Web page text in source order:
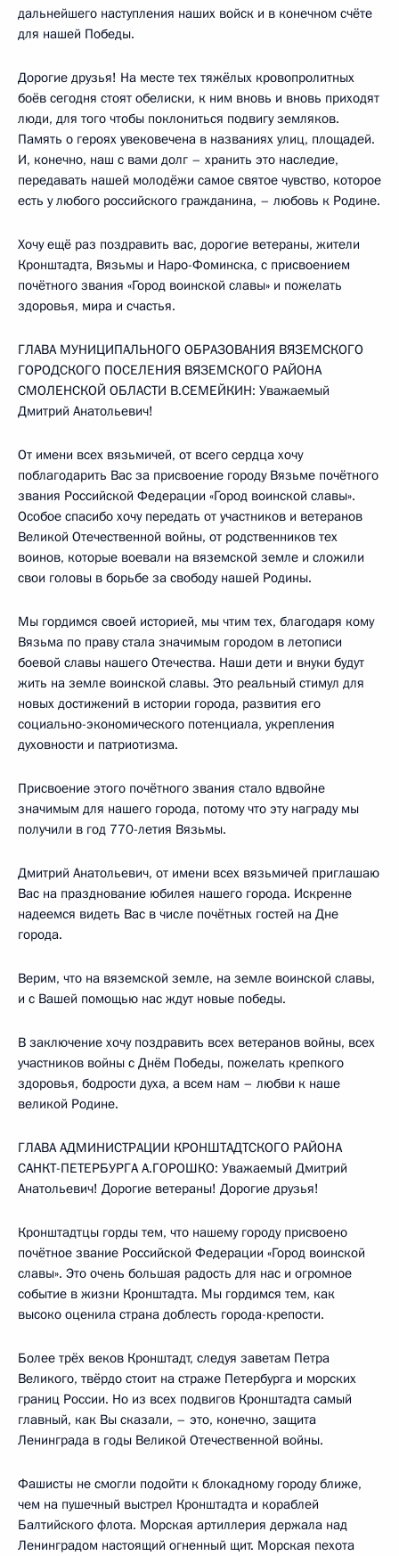
дальнейшего наступления наших войск и в конечном счёте
для нашей Победы.
Дорогие друзья! На месте тех тяжёлых кровопролитных
боёв сегодня стоят обелиски, к ним вновь и вновь приходят
люди, для того чтобы поклониться подвигу земляков.
Память о героях увековечена в названиях улиц, площадей.
И, конечно, наш с вами долг – хранить это наследие,
передавать нашей молодёжи самое святое чувство, которое
есть у любого российского гражданина, – любовь к Родине.
Хочу ещё раз поздравить вас, дорогие ветераны, жители
Кронштадта, Вязьмы и Наро-Фоминска, с присвоением
почётного звания «Город воинской славы» и пожелать
здоровья, мира и счастья.
ГЛАВА МУНИЦИПАЛЬНОГО ОБРАЗОВАНИЯ ВЯЗЕМСКОГО
ГОРОДСКОГО ПОСЕЛЕНИЯ ВЯЗЕМСКОГО РАЙОНА
СМОЛЕНСКОЙ ОБЛАСТИ В.СЕМЕЙКИН: Уважаемый
Дмитрий Анатольевич!
От имени всех вязьмичей, от всего сердца хочу
поблагодарить Вас за присвоение городу Вязьме почётного
звания Российской Федерации «Город воинской славы».
Особое спасибо хочу передать от участников и ветеранов
Великой Отечественной войны, от родственников тех
воинов, которые воевали на вяземской земле и сложили
свои головы в борьбе за свободу нашей Родины.
Мы гордимся своей историей, мы чтим тех, благодаря кому
Вязьма по праву стала значимым городом в летописи
боевой славы нашего Отечества. Наши дети и внуки будут
жить на земле воинской славы. Это реальный стимул для
новых достижений в истории города, развития его
социально-экономического потенциала, укрепления
духовности и патриотизма.
Присвоение этого почётного звания стало вдвойне
значимым для нашего города, потому что эту награду мы
получили в год 770-летия Вязьмы.
Дмитрий Анатольевич, от имени всех вязьмичей приглашаю
Вас на празднование юбилея нашего города. Искренне
надеемся видеть Вас в числе почётных гостей на Дне
города.
Верим, что на вяземской земле, на земле воинской славы,
и с Вашей помощью нас ждут новые победы.
В заключение хочу поздравить всех ветеранов войны, всех
участников войны с Днём Победы, пожелать крепкого
здоровья, бодрости духа, а всем нам – любви к наше
великой Родине.
ГЛАВА АДМИНИСТРАЦИИ КРОНШТАДТСКОГО РАЙОНА
САНКТ-ПЕТЕРБУРГА А.ГОРОШКО: Уважаемый Дмитрий
Анатольевич! Дорогие ветераны! Дорогие друзья!
Кронштадтцы горды тем, что нашему городу присвоено
почётное звание Российской Федерации «Город воинской
славы». Это очень большая радость для нас и огромное
событие в жизни Кронштадта. Мы гордимся тем, как
высоко оценила страна доблесть города-крепости.
Более трёх веков Кронштадт, следуя заветам Петра
Великого, твёрдо стоит на страже Петербурга и морских
границ России. Но из всех подвигов Кронштадта самый
главный, как Вы сказали, – это, конечно, защита
Ленинграда в годы Великой Отечественной войны.
Фашисты не смогли подойти к блокадному городу ближе,
чем на пушечный выстрел Кронштадта и кораблей
Балтийского флота. Морская артиллерия держала над
Ленинградом настоящий огненный щит. Морская пехота